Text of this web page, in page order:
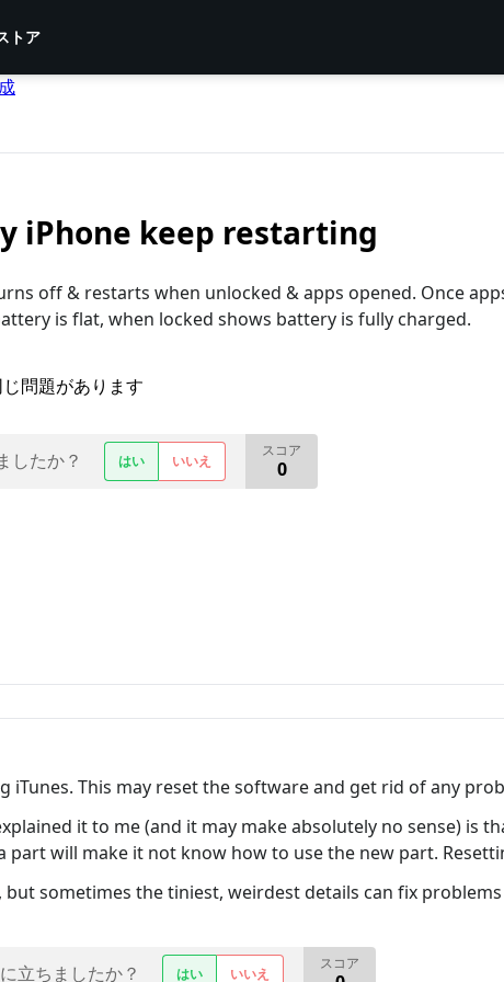
トア
iPhone keep restarting
off & restarts when unlocked & apps opened. Once
is flat, when locked shows battery is fully charged.
問題があります
したか？ はい いいえ
スコア
0
iTunes. This may reset the software and get rid of any
it to me (and it may make absolutely no sense)
part will make it not know how to use the new part.
but sometimes the tiniest, weirdest details can fix
立ちましたか？ はい いいえ
スコア